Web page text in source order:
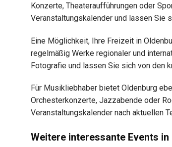
Konzerte, Theateraufführungen oder
Veranstaltungskalender und lassen Sie
Eine Möglichkeit, Ihre Freizeit in
regelmäßig Werke regionaler und
Fotografie und lassen Sie sich von den
Für Musikliebhaber bietet Oldenburg
Orchesterkonzerte, Jazzabende oder
Veranstaltungskalender nach aktuellen
Weitere interessante Events in